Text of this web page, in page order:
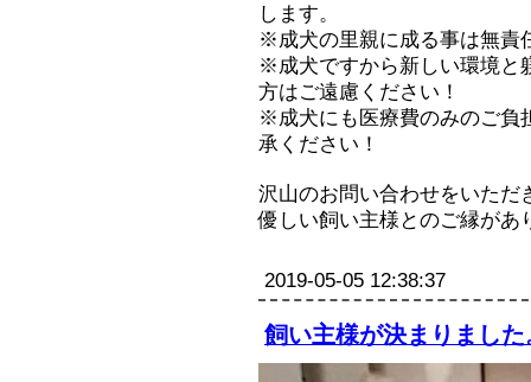
します。
※成犬の里親に成る事は無責
※成犬ですから新しい環境と
方はご遠慮ください！
※成犬にも医療費のみのご負
承ください！
沢山のお問い合わせをいただ
優しい飼い主様とのご縁があ
2019-05-05 12:38:37
飼い主様が決まりました